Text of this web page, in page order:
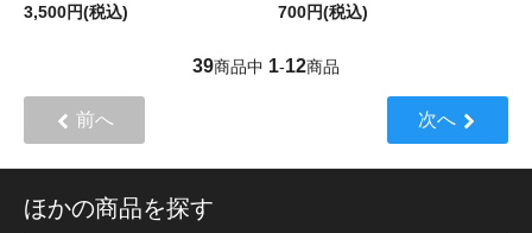
3,500円(税込)
700円(税込)
39商品中 1-12商品
前へ 次へ
ほかの商品を探す